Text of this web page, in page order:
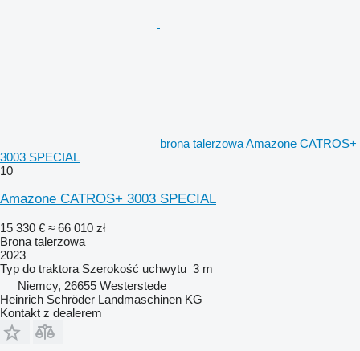
brona talerzowa Amazone CATROS+
3003 SPECIAL
10
Amazone CATROS+ 3003 SPECIAL
15 330 € ≈ 66 010 zł
Brona talerzowa
2023
Typ do traktora Szerokość uchwytu 3 m
Niemcy, 26655 Westerstede
Heinrich Schröder Landmaschinen KG
Kontakt z dealerem